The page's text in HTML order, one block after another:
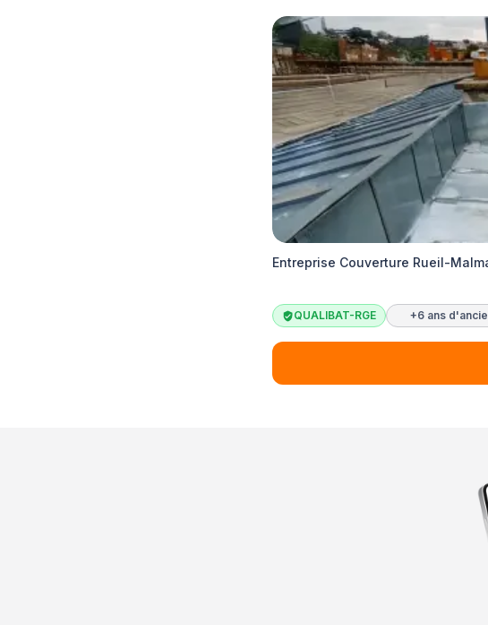
Entreprise Couverture Rueil-
QUALIBAT-RGE +6 ans